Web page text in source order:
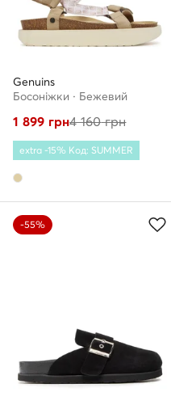
Genuins
Босоніжки · Бежевий
1 899 грн4 160грн
extra -15% Код: SUMMER
-55%